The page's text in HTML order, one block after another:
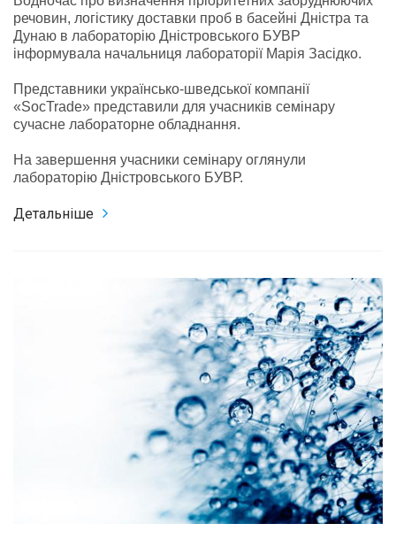
речовин, логістику доставки проб в басейні Дністра та
Дунаю в лабораторію Дністровського БУВР
інформувала начальниця лабораторії Марія Засідко.
Представники українсько-шведської компанії
«SocTrade» представили для учасників семінару
сучасне лабораторне обладнання.
На завершення учасники семінару оглянули
лабораторію Дністровського БУВР.
Детальніше